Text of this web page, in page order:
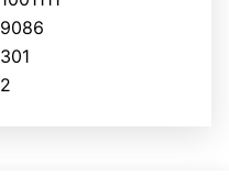
2
9086
301